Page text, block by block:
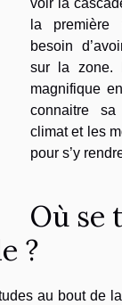
voir la
la première
besoin
sur la zone.
magnifique
connaitre sa
climat et les
pour s’y
Où se
?
au bout de